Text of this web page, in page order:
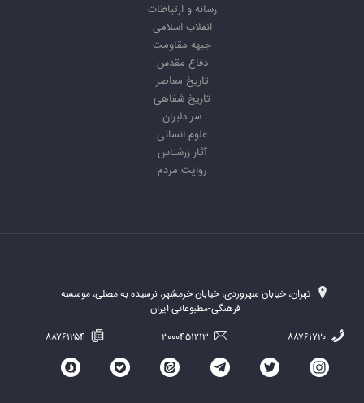
رسانه و ارتباطات
انقلاب اسلامی
جبهه مقاومت
دفاع مقدس
تاریخ معاصر
تاریخ شفاهی
سر دلبران
علوم انسانی
آثار زرشناس
روایت مردم
تهران، خیابان سهروردی، خیابان خرمشهر، نرسیده به مصلی، موسسه
فرهنگی-مطبوعاتی ایران